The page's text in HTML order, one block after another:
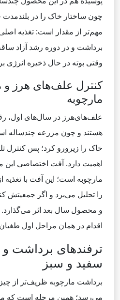
چون ساختار خاک را در
مهم‌تر از مقدار است: تغذیه
برداشت و در دوره رشد آزاد
وقتی بوته در حال ذخیره
کنترل علف‌های هرز و
مارچوبه
علف‌های‌هرز در سال‌های اول،
هستند و چون مزرعه چندساله
خاک را زیرورو کرد؛ پس کنترل
اهمیت دارد. آفت اختصاصی
مارچوبه است؛ این آفت با تغذیه
را تحلیل می‌برد و اگر جمعیتش
و محصول سال بعد اثر
اقدام در همان مراحل اول
ترفندهای برداشت و
سفید و سبز
برداشت مارچوبه ظریف‌تر از
می‌رسد؛ همین مرحله است که